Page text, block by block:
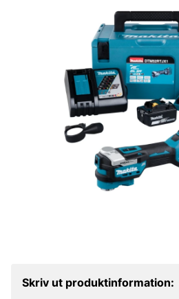
Skriv ut produktinformation: